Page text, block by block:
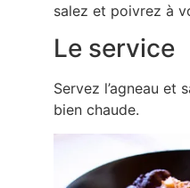
salez et poivrez à
Le service
Servez l’agneau et
bien chaude.